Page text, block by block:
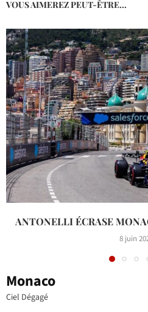
VOUS AIMEREZ PEUT-ÊTRE...
ANTONELLI ÉCRASE
8 juin
Monaco
Ciel Dégagé